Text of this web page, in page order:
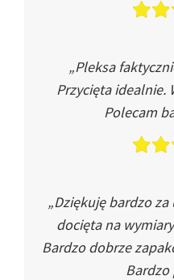
„Pleksa
Przycięta idealnie.
Polecam
„Dziękuję bardzo
docięta na
Bardzo dobrze
Bardzo